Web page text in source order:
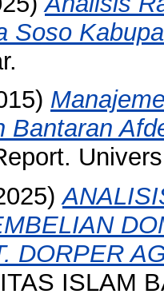
Soso
Bantaran
DORPER
ISLAM